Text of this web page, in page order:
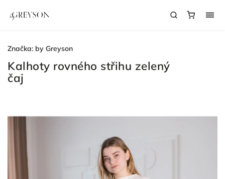
Kalhoty rovného střihu zelený
čaj
Značka: by Greyson